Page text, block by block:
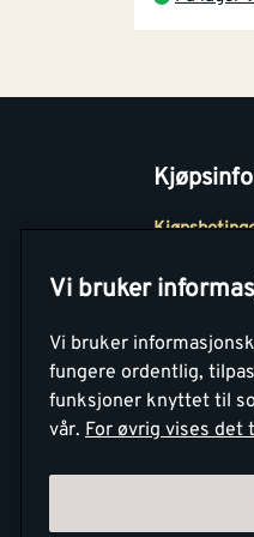
Betaling
Retur- og
Vi bruker
Vi bruker
fungere ordentlig,
funksjoner knyttet til
vår. For øvrig vises